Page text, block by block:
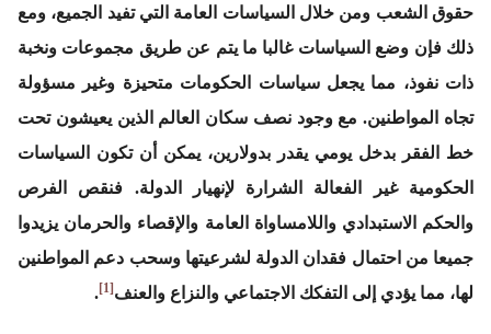
حقوق الشعب ومن خلال السياسات العامة التي تفيد الجميع، ومع
ذلك فإن وضع السياسات غالبا ما يتم عن طريق مجموعات ونخبة
ذات نفوذ، مما يجعل سياسات الحكومات متحيزة وغير مسؤولة
تجاه المواطنين. مع وجود نصف سكان العالم الذين يعيشون تحت
خط الفقر بدخل يومي يقدر بدولارين، يمكن أن تكون السياسات
الحكومية غير الفعالة الشرارة لإنهيار الدولة. فنقص الفرص
والحكم الاستبدادي واللامساواة العامة والإقصاء والحرمان يزيدوا
جميعا من احتمال فقدان الدولة لشرعيتها وسحب دعم المواطنين
لها، مما يؤدي إلى التفكك الاجتماعي والنزاع والعنف [1]
.